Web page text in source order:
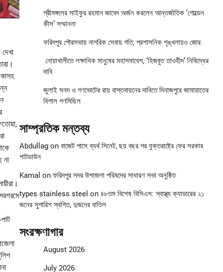
না
শ্রীমঙ্গলের সাইফুর রহমান জাবেদ অর্জন করলেন আন্তর্জাতিক ‘গোল্ডেন
কীস’ সম্মাননা
ফরিদপুর পৌরসভায় নাগরিক সেবায় গতি, প্রশাসনিক শৃঙ্খলায়ও জোর
নোয়াখালীতে লক্ষাধিক মানুষের মহাসমাবেশ, ‘হিজবুত তাওহীদ’ নিষিদ্ধের
দাবি
জুলাই সনদ ও গণভোটের রায় বাস্তবায়নের দাবিতে দিনাজপুরে জামায়াতের
বিশাল গণমিছিল
সাম্প্রতিক মন্তব্য
Abdullagon বাজেট পাসে ব্যর্থ সিনেট, ছয় বছর পর যুক্তরাষ্ট্রে ফের সরকার
শাটডাউন
Kamal on ফরিদপুর সদর উপজেলা পরিষদের সাধারণ সভা অনুষ্ঠিত
types stainless steel on ৪৮তম বিশেষ বিসিএস: স্বাস্থ্য ক্যাডারের ২১
জনের সুপারিশ স্থগিত, দুজনের বাতিল
সংরক্ষণাগার
August 2026
July 2026